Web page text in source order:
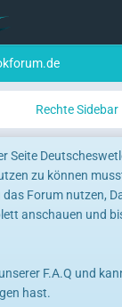
Seite
zu können
Forum nutzen,
anschauen und
F.A.Q und
hast.